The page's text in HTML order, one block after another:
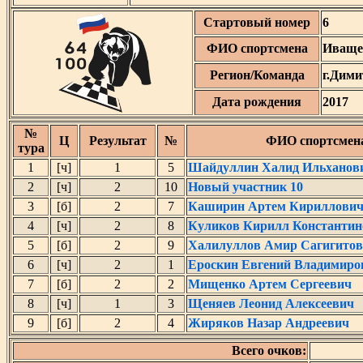
Стартовый номер
6
ФИО спортсмена
Регион/Команда
Дата рождения
2017
№
тура
Ц Результат №
ФИО
1
[ч] 1 5
Шайдуллин Халид
2
[ч] 2 10
Новый участник 10
3
[б] 2 7
Каширин Артем Кириллович
4
[ч] 2 8
Куликов Кирилл
5
[б] 2 9
Халилуллов Амир
6
[ч] 2 1
Ероскин Евгений
7
[б] 2 2
Мищенко Артем Сергеевич
8
[ч] 1 3
Щеняев Леонид Алексеевич
9
[б] 2 4
Жиряков Назар Андреевич
Всего очков: